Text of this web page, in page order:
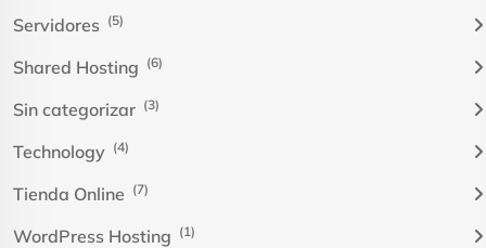
Servidores (5)
Shared Hosting (6)
Sin categorizar (3)
Technology (4)
Tienda Online (7)
WordPress Hosting (1)